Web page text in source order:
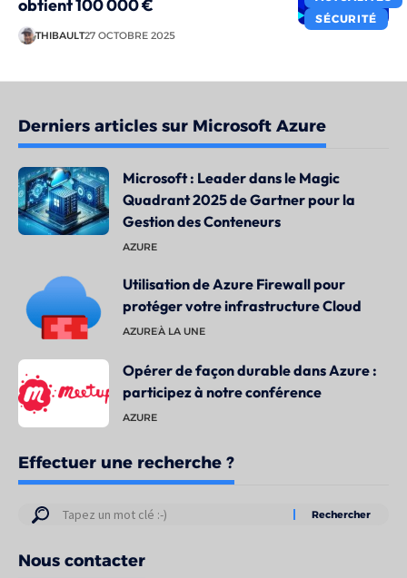
SÉCURITÉ
obtient 100 000 €
THIBAULT27 OCTOBRE 2025
Derniers articles sur Microsoft Azure
Microsoft : Leader dans le Magic
Quadrant 2025 de Gartner pour la
Gestion des Conteneurs
AZURE
Utilisation de Azure Firewall pour
protéger votre infrastructure Cloud
AZUREÀ LA UNE
Opérer de façon durable dans Azure :
participez à notre conférence
AZURE
Effectuer une recherche ?
Résultats
votre
Nous contacter